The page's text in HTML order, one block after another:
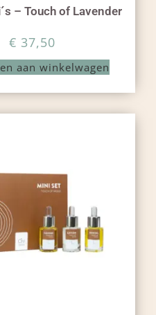
– Touch of Lavender
€ 37,50
aan winkelwagen